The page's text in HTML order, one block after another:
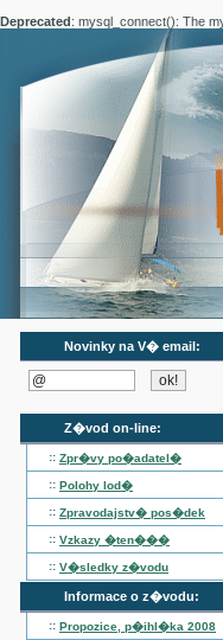
Deprecated: mysql_connect(): The
Novinky na V� email:
Z�vod on-line:
:: Zpr�vy po�adatel�
:: Polohy lod�
:: Zpravodajstv� pos�dek
:: Vzkazy �ten���
:: V�sledky z�vodu
Informace o z�vodu:
:: Propozice, p�ihl�ka 2008